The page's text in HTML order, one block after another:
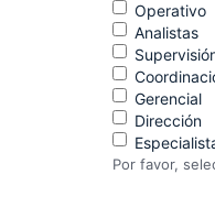
Operativo
Analistas
Gerencial
Dirección
Por favor,